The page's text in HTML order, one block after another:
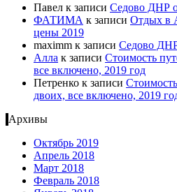
Павел к записи Cедово ДНР
ФАТИМА к записи Отдых в
цены 2019
maximm к записи Cедово
Алла к записи Стоимость
все включено, 2019 год
Петренко к записи
двоих, все включено, 2019
Архивы
Октябрь 2019
Апрель 2018
Март 2018
Февраль 2018